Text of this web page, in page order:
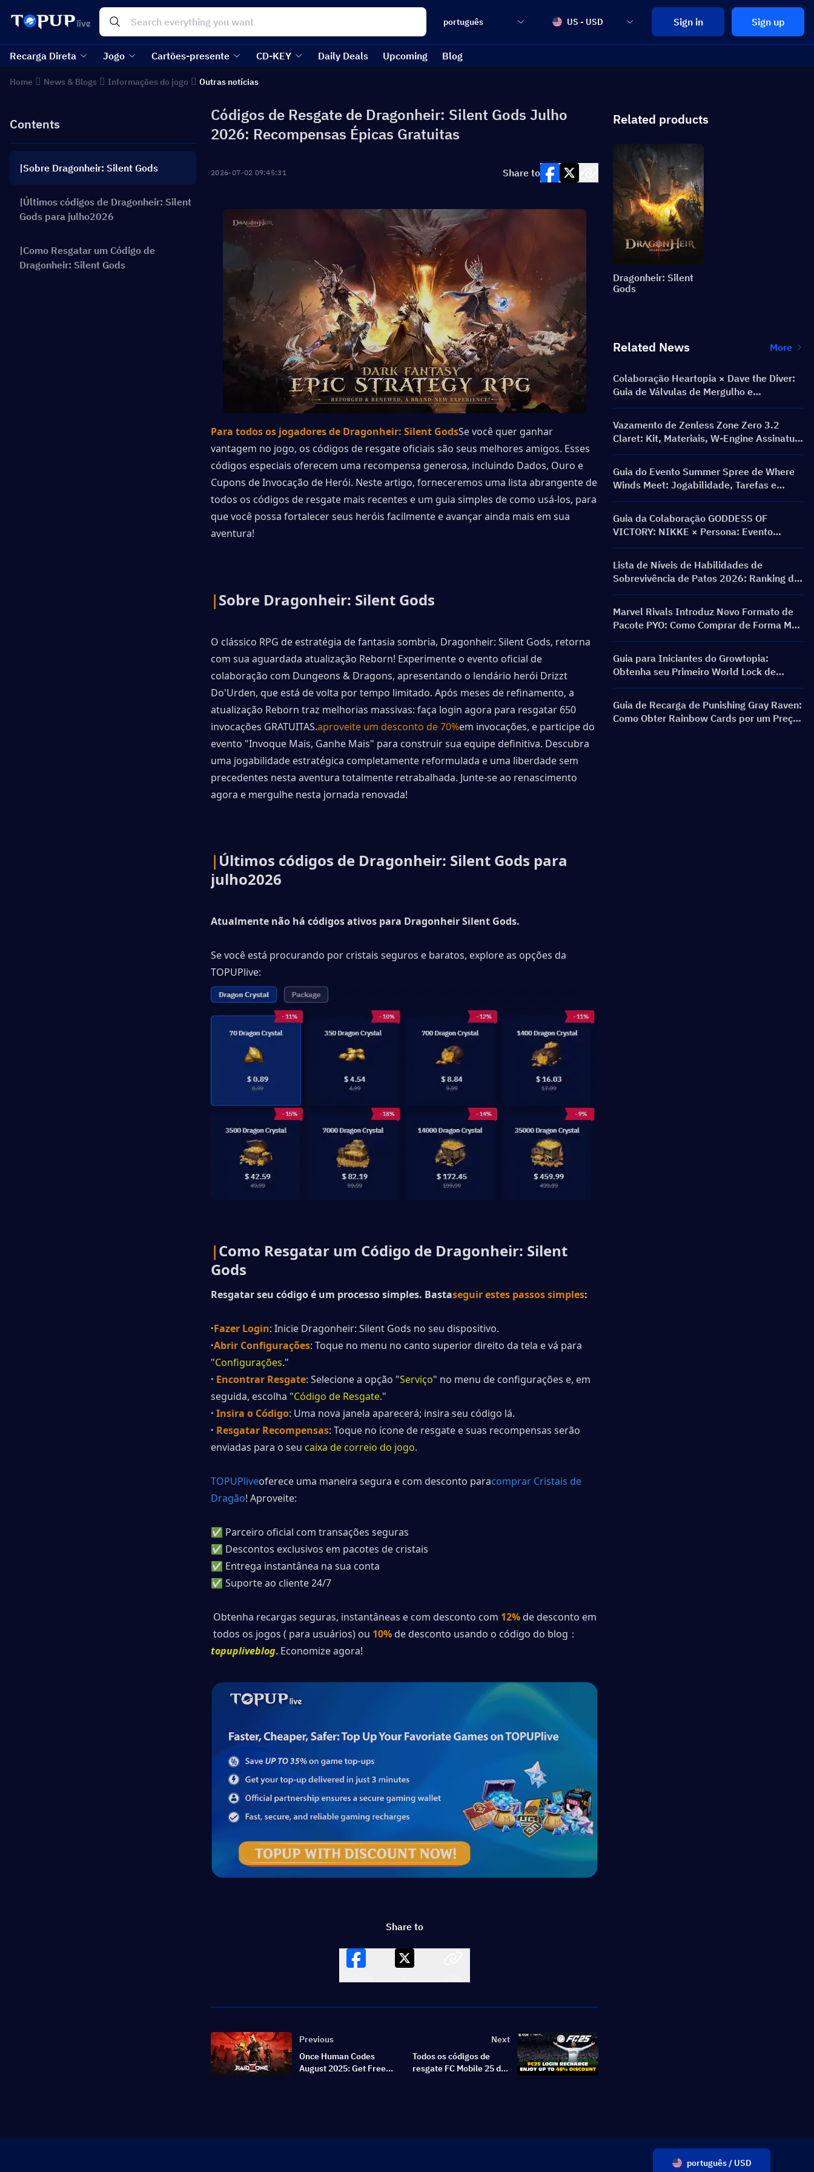
português US - USD Sign in Sign up
Recarga Direta Jogo Cartões-presente CD-KEY Daily Deals Upcoming Blog
Home News & Blogs Informações do jogo Outras notícias
Contents
|Sobre Dragonheir: Silent Gods
|Últimos códigos de Dragonheir: Silent
Gods para julho2026
|Como Resgatar um Código de
Dragonheir: Silent Gods
Códigos de Resgate de Dragonheir: Silent Gods Julho
2026: Recompensas Épicas Gratuitas
2026-07-02 09:45:31 Share to
Para todos os jogadores de Dragonheir: Silent GodsSe você quer ganhar
vantagem no jogo, os códigos de resgate oficiais são seus melhores amigos. Esses
códigos especiais oferecem uma recompensa generosa, incluindo Dados, Ouro e
Cupons de Invocação de Herói. Neste artigo, forneceremos uma lista abrangente de
todos os códigos de resgate mais recentes e um guia simples de como usá-los, para
que você possa fortalecer seus heróis facilmente e avançar ainda mais em sua
aventura!
|Sobre Dragonheir: Silent Gods
O clássico RPG de estratégia de fantasia sombria, Dragonheir: Silent Gods, retorna
com sua aguardada atualização Reborn! Experimente o evento oficial de
colaboração com Dungeons & Dragons, apresentando o lendário herói Drizzt
Do'Urden, que está de volta por tempo limitado. Após meses de refinamento, a
atualização Reborn traz melhorias massivas: faça login agora para resgatar 650
invocações GRATUITAS.aproveite um desconto de 70%em invocações, e participe do
evento "Invoque Mais, Ganhe Mais" para construir sua equipe definitiva. Descubra
uma jogabilidade estratégica completamente reformulada e uma liberdade sem
precedentes nesta aventura totalmente retrabalhada. Junte-se ao renascimento
agora e mergulhe nesta jornada renovada!
| Últimos códigos de Dragonheir: Silent Gods para
julho2026
Atualmente não há códigos ativos para Dragonheir Silent Gods.
Se você está procurando por cristais seguros e baratos, explore as opções da
TOPUPlive:
|Como Resgatar um Código de Dragonheir: Silent
Gods
Resgatar seu código é um processo simples. Bastaseguir estes passos simples:
·Fazer Login: Inicie Dragonheir: Silent Gods no seu dispositivo.
·Abrir Configurações: Toque no menu no canto superior direito da tela e vá para
"Configurações."
· Encontrar Resgate: Selecione a opção "Serviço" no menu de configurações e, em
seguida, escolha "Código de Resgate."
· Insira o Código: Uma nova janela aparecerá; insira seu código lá.
· Resgatar Recompensas: Toque no ícone de resgate e suas recompensas serão
enviadas para o seu caixa de correio do jogo.
TOPUPliveoferece uma maneira segura e com desconto paracomprar Cristais de
Dragão! Aproveite:
✅ Parceiro oficial com transações seguras
✅ Descontos exclusivos em pacotes de cristais
✅ Entrega instantânea na sua conta
✅ Suporte ao cliente 24/7
Obtenha recargas seguras, instantâneas e com desconto com 12% de desconto em
todos os jogos ( para usuários) ou 10% de desconto usando o código do blog：
topupliveblog. Economize agora!
Share to
Previous
Once Human Codes
August 2025: Get Free
Next
Todos os códigos de
resgate FC Mobile 25 de
Related products
Dragonheir: Silent
Gods
Related News More
Colaboração Heartopia × Dave the Diver:
Guia de Válvulas de Mergulho e
Recompensas
Vazamento de Zenless Zone Zero 3.2
Claret: Kit, Materiais, W-Engine Assinatura
e Mindscape Cinema
Guia do Evento Summer Spree de Where
Winds Meet: Jogabilidade, Tarefas e
Recompensas
Guia da Colaboração GODDESS OF
VICTORY: NIKKE × Persona: Evento
PERSONA ON FRONTLINE, Personagens,
Banners e Recompensas
Lista de Níveis de Habilidades de
Sobrevivência de Patos 2026: Ranking das
Melhores Habilidades e Guia de Build
Marvel Rivals Introduz Novo Formato de
Pacote PYO: Como Comprar de Forma Mais
Inteligente na Atualização da Loja da
Temporada 9.5
Guia para Iniciantes do Growtopia:
Obtenha seu Primeiro World Lock de
Forma Rápida e Segura
Guia de Recarga de Punishing Gray Raven:
Como Obter Rainbow Cards por um Preço
português / USD